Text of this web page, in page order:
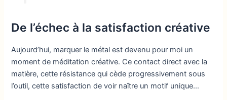
De l’échec à la satisfaction créative
Aujourd’hui, marquer le métal est devenu pour moi un
moment de méditation créative. Ce contact direct avec la
matière, cette résistance qui cède progressivement sous
l’outil, cette satisfaction de voir naître un motif unique…